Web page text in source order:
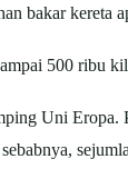
bakar kereta
500 ribu
Uni